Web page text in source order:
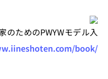
のためのPWYWモデル入
book/